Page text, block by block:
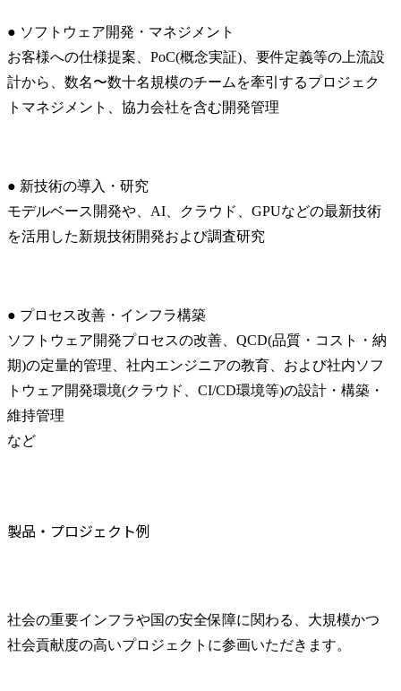
● ソフトウェア開発・マネジメント
お客様への仕様提案、PoC(概念実証)、要件定義等の上流設
計から、数名〜数十名規模のチームを牽引するプロジェク
トマネジメント、協力会社を含む開発管理
● 新技術の導入・研究
モデルベース開発や、AI、クラウド、GPUなどの最新技術
を活用した新規技術開発および調査研究
● プロセス改善・インフラ構築
ソフトウェア開発プロセスの改善、QCD(品質・コスト・納
期)の定量的管理、社内エンジニアの教育、および社内ソフ
トウェア開発環境(クラウド、CI/CD環境等)の設計・構築・
維持管理
など
製品・プロジェクト例
社会の重要インフラや国の安全保障に関わる、大規模かつ
社会貢献度の高いプロジェクトに参画いただきます。